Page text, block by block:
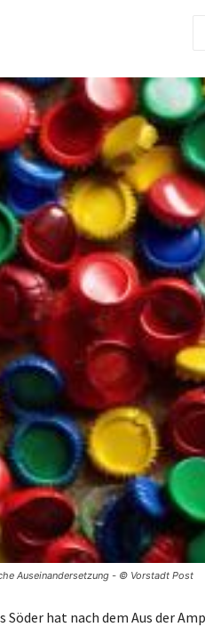
Auseinandersetzung - © Vorstadt Post
Söder hat nach dem Aus der